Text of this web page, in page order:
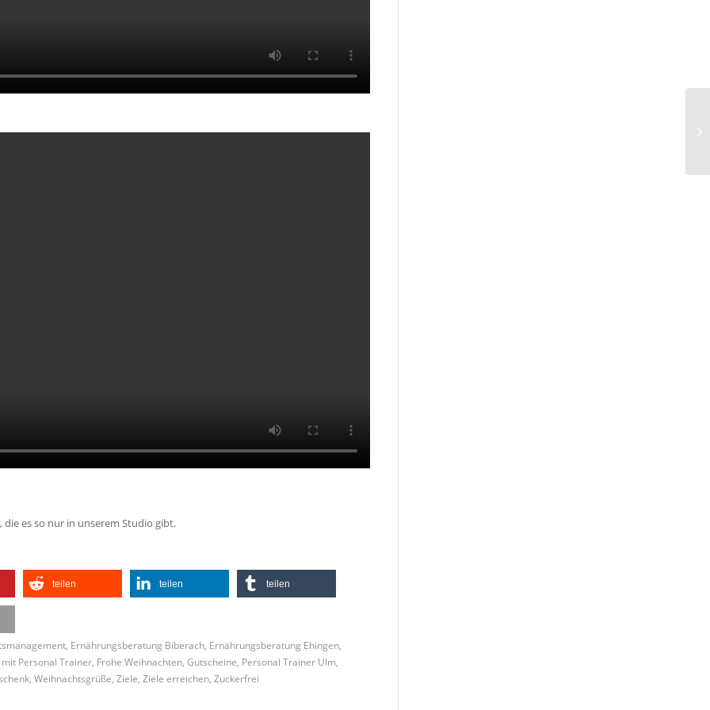
es so nur in unserem Studio gibt.
teilen teilen teilen
Ernährungsberatung Biberach Ernährungsberatung Ehingen
Personal Trainer Frohe Weihnachten Gutscheine Personal Trainer Ulm
Weihnachtsgrüße Ziele Ziele erreichen Zuckerfrei